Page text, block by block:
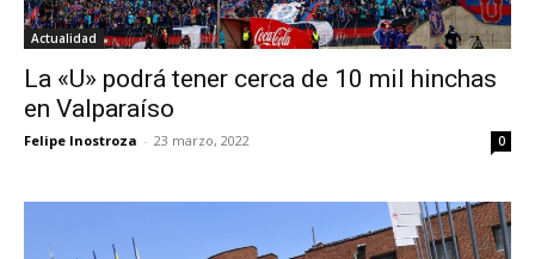
Actualidad
La «U» podrá tener cerca de 10 mil hinchas
en Valparaíso
Felipe Inostroza - 23 marzo, 2022 0